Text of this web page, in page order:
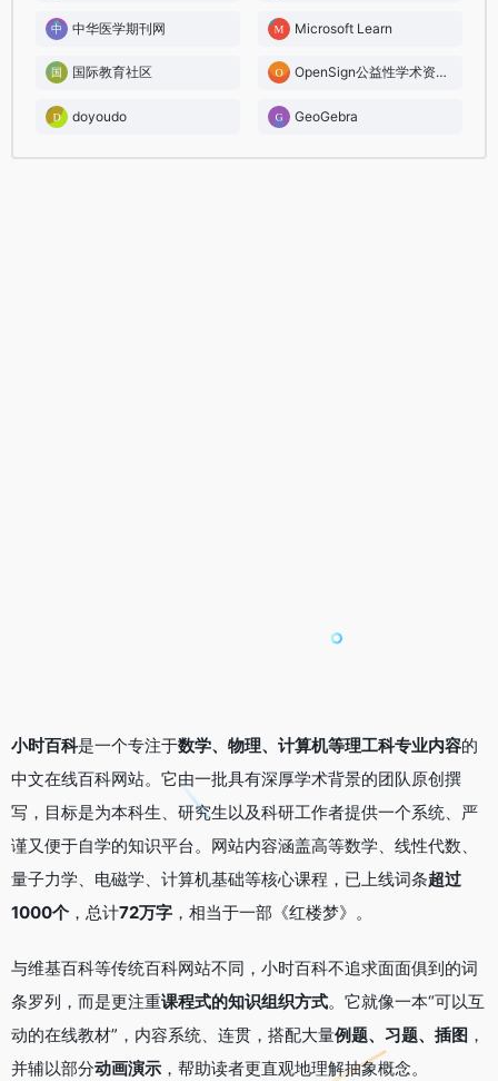
中华医学期刊网 Microsoft Learn
国际教育社区 OpenSign公益性学术资源服务平台
doyoudo GeoGebra
小时百科是一个专注于数学、物理、计算机等理工科专业内容的
中文在线百科网站。它由一批具有深厚学术背景的团队原创撰
写，目标是为本科生、研究生以及科研工作者提供一个系统、严
谨又便于自学的知识平台。网站内容涵盖高等数学、线性代数、
量子力学、电磁学、计算机基础等核心课程，已上线词条超过
1000个 ，总计72万字 ，相当于一部《红楼梦》。
与维基百科等传统百科网站不同，小时百科不追求面面俱到的词
条罗列，而是更注重课程式的知识组织方式。它就像一本“可以互
动的在线教材”，内容系统、连贯，搭配大量例题、习题、插图 ，
并辅以部分动画演示 ，帮助读者更直观地理解抽象概念。